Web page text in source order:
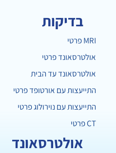
בדיקות
MRI פרטי
אולטרסאונד פרטי
אולטרסאונד עד הבית
התייעצות עם אורטופד פרטי
התייעצות עם נוירולוג פרטי
CT פרטי
אולטרסאונד